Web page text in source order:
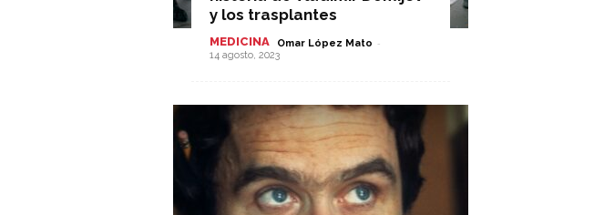
y los trasplantes
MEDICINA Omar López Mato -
14 agosto, 2023